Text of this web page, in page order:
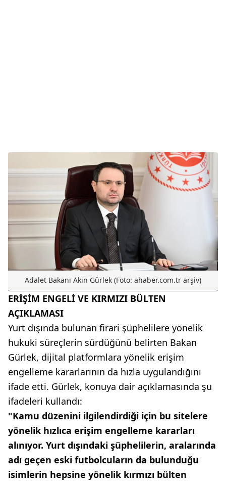
Adalet Bakanı Akın Gürlek (Foto: ahaber.com.tr arşiv)
ERİŞİM ENGELİ VE KIRMIZI BÜLTEN
AÇIKLAMASI
Yurt dışında bulunan firari şüphelilere yönelik
hukuki süreçlerin sürdüğünü belirten Bakan
Gürlek, dijital platformlara yönelik erişim
engelleme kararlarının da hızla uygulandığını
ifade etti. Gürlek, konuya dair açıklamasında şu
ifadeleri kullandı:
"Kamu düzenini ilgilendirdiği için bu sitelere
yönelik hızlıca erişim engelleme kararları
alınıyor. Yurt dışındaki şüphelilerin, aralarında
adı geçen eski futbolcuların da bulunduğu
isimlerin hepsine yönelik kırmızı bülten